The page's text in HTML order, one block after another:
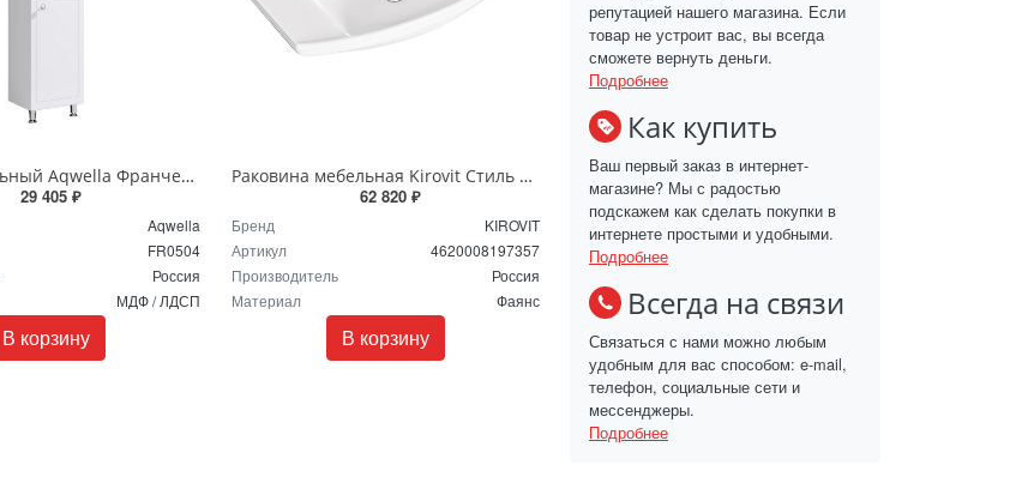
Пенал напольный Aqwella Франческа 40 FR0504 белый
29 405 ₽
Aqwella
FR0504
Россия
МДФ / ЛДСП
В корзину
Раковина мебельная Kirovit Стиль 850 4620008197357 белая
62 820 ₽
Бренд
KIROVIT
Артикул
4620008197357
Производитель
Россия
Материал
Фаянс
В корзину
репутацией нашего магазина. Если
товар не устроит вас, вы всегда
сможете вернуть деньги.
Подробнее
Как купить
Ваш первый заказ в интернет-
магазине? Мы с радостью
подскажем как сделать покупки в
интернете простыми и удобными.
Подробнее
Всегда на связи
Связаться с нами можно любым
удобным для вас способом: e-mail,
телефон, социальные сети и
мессенджеры.
Подробнее